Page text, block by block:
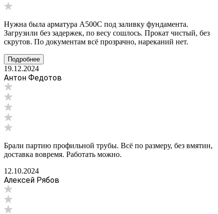
Нужна была арматура А500С под заливку фундамента.
Загрузили без задержек, по весу сошлось. Прокат чистый, без
скрутов. По документам всё прозрачно, нареканий нет.
Подробнее
19.12.2024
Антон Федотов
Брали партию профильной трубы. Всё по размеру, без вмятин,
доставка вовремя. Работать можно.
12.10.2024
Алексей Рябов